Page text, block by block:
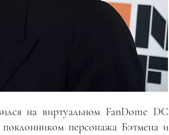
на виртуальном FanDome DC
персонажа Бэтмена и